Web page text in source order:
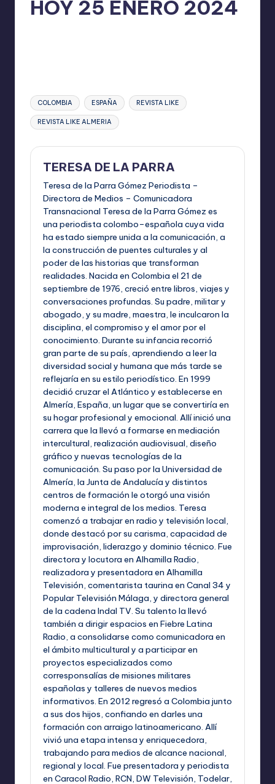
HOY 25 ENERO 2024
Etiquetas:
COLOMBIA ESPAÑA REVISTA LIKE
REVISTA LIKE ALMERIA
TERESA DE LA PARRA
Teresa de la Parra Gómez Periodista –
Directora de Medios – Comunicadora
Transnacional Teresa de la Parra Gómez es
una periodista colombo–española cuya vida
ha estado siempre unida a la comunicación, a
la construcción de puentes culturales y al
poder de las historias que transforman
realidades. Nacida en Colombia el 21 de
septiembre de 1976, creció entre libros, viajes y
conversaciones profundas. Su padre, militar y
abogado, y su madre, maestra, le inculcaron la
disciplina, el compromiso y el amor por el
conocimiento. Durante su infancia recorrió
gran parte de su país, aprendiendo a leer la
diversidad social y humana que más tarde se
reflejaría en su estilo periodístico. En 1999
decidió cruzar el Atlántico y establecerse en
Almería, España, un lugar que se convertiría en
su hogar profesional y emocional. Allí inició una
carrera que la llevó a formarse en mediación
intercultural, realización audiovisual, diseño
gráfico y nuevas tecnologías de la
comunicación. Su paso por la Universidad de
Almería, la Junta de Andalucía y distintos
centros de formación le otorgó una visión
moderna e integral de los medios. Teresa
comenzó a trabajar en radio y televisión local,
donde destacó por su carisma, capacidad de
improvisación, liderazgo y dominio técnico. Fue
directora y locutora en Alhamilla Radio,
realizadora y presentadora en Alhamilla
Televisión, comentarista taurina en Canal 34 y
Popular Televisión Málaga, y directora general
de la cadena Indal TV. Su talento la llevó
también a dirigir espacios en Fiebre Latina
Radio, a consolidarse como comunicadora en
el ámbito multicultural y a participar en
proyectos especializados como
corresponsalías de misiones militares
españolas y talleres de nuevos medios
informativos. En 2012 regresó a Colombia junto
a sus dos hijos, confiando en darles una
formación con arraigo latinoamericano. Allí
vivió una etapa intensa y enriquecedora,
trabajando para medios de alcance nacional,
regional y local. Fue presentadora y periodista
en Caracol Radio, RCN, DW Televisión, Todelar,